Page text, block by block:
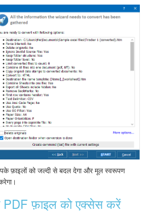
फ़ाइलों को जल्दी से बदल देगा और मूल स्वरूपण
फ़ाइल को एक्सेस करें